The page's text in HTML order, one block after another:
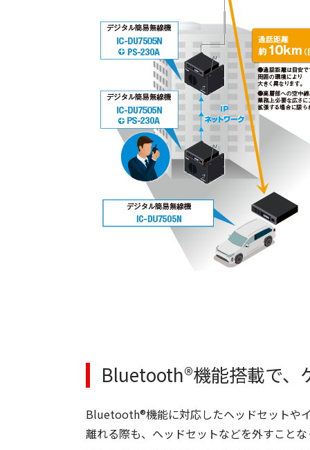
Bluetooth®機能搭載で、
Bluetooth®機能に対応したヘッドセットや
離れる際も、ヘッドセットなどを外すこと